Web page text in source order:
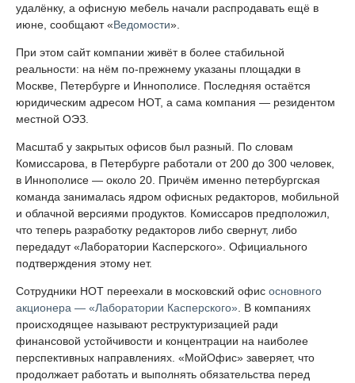
удалёнку, а офисную мебель начали распродавать ещё в
июне, сообщают «Ведомости».
При этом сайт компании живёт в более стабильной
реальности: на нём по-прежнему указаны площадки в
Москве, Петербурге и Иннополисе. Последняя остаётся
юридическим адресом НОТ, а сама компания — резидентом
местной ОЭЗ.
Масштаб у закрытых офисов был разный. По словам
Комиссарова, в Петербурге работали от 200 до 300 человек,
в Иннополисе — около 20. Причём именно петербургская
команда занималась ядром офисных редакторов, мобильной
и облачной версиями продуктов. Комиссаров предположил,
что теперь разработку редакторов либо свернут, либо
передадут «Лаборатории Касперского». Официального
подтверждения этому нет.
Сотрудники НОТ переехали в московский офис основного
акционера — «Лаборатории Касперского» . В компаниях
происходящее называют реструктуризацией ради
финансовой устойчивости и концентрации на наиболее
перспективных направлениях. «МойОфис» заверяет, что
продолжает работать и выполнять обязательства перед